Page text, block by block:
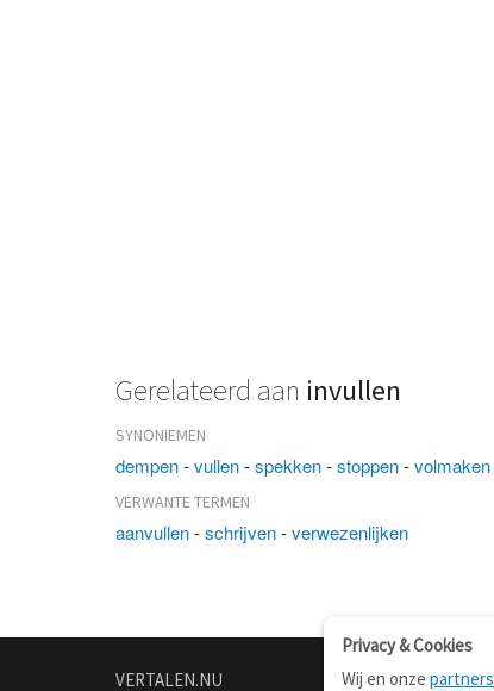
Gerelateerd aan invullen
SYNONIEMEN
dempen-vullen-spekken-stoppen-volmaken
VERWANTE TERMEN
aanvullen-schrijven-verwezenlijken
VERTALEN.NU OVER
Privacy & Cookies
Wij en onze partners